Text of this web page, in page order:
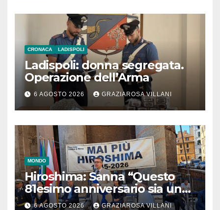
CRONACA LADISPOLI
Ladispoli: donna segregata.
Operazione dell’Arma
6 AGOSTO 2026 GRAZIAROSA VILLANI
MONDO
Hiroshima: Sanna “Questo
81esimo anniversario sia un
monito per tutti”
6 AGOSTO 2026 GRAZIAROSA VILLANI